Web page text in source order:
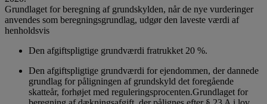
Grundlaget for beregning af grundskylden, når de nye vurderinger
anvendes som beregningsgrundlag, udgør den laveste værdi af
henholdsvis
Den afgiftspligtige grundværdi fratrukket 20 %.
Den afgiftspligtige grundværdi for ejendommen, der dannede
grundlag for påligningen af grundskyld det foregående
skatteår, forhøjet med reguleringsprocenten.Grundlaget for